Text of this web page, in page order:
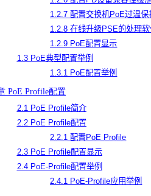
1.2.7 配置交换机PoE过温保
1.2.8 在线升级PSE的处理
1.2.9 PoE配置显示
1.3 PoE典型配置举例
1.3.1 PoE配置举例
PoE Profile配置
2.1 PoE Profile简介
2.2 PoE Profile配置
2.2.1 配置PoE Profile
2.3 PoE Profile配置显示
2.4 PoE-Profile配置举例
2.4.1 PoE-Profile应用举例